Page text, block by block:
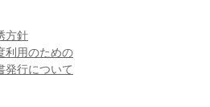
方針
利用のための
発行について